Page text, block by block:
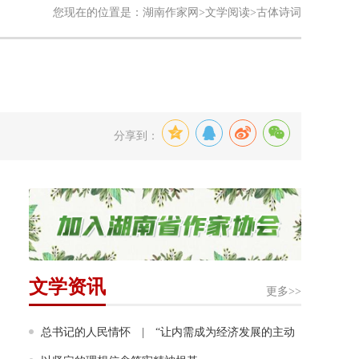
您现在的位置是： 湖南作家网 >文学阅读>古体诗词
分享到：
更多>>
文学资讯
总书记的人民情怀 | “让内需成为经济发展的主动